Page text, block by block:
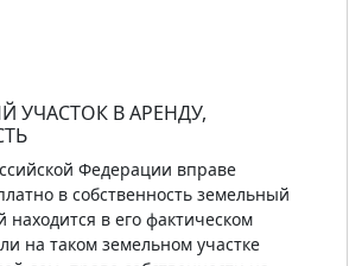
УЧАСТОК В АРЕНДУ,
Федерации вправе
в собственность земельный
находится в его фактическом
на таком земельном участке